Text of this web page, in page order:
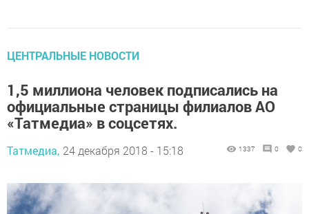
ЦЕНТРАЛЬНЫЕ НОВОСТИ
1,5 миллиона человек подписались на
официальные страницы филиалов АО
«Татмедиа» в соцсетях.
Татмедиа, 24 декабря 2018 - 15:18 1337 0 0